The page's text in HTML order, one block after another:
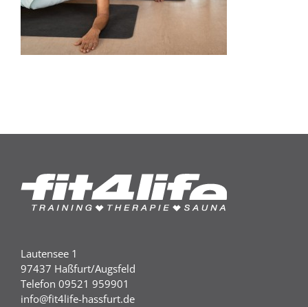
Lautensee 1
97437 Haßfurt/Augsfeld
Telefon 09521 959901
info@fit4life-hassfurt.de